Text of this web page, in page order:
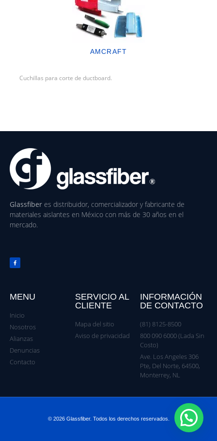
AMCRAFT
Cuchillas para corte de ductboard.
Glassfiber es distribuidor, comercializador y fabricante de
materiales aislantes en México con más de 30 años en el
mercado.
MENU
Inicio
Nosotros
Alianzas
Denuncias
Contacto
SERVICIO AL
CLIENTE
Mapa del sitio
Aviso de privacidad
INFORMACIÓN
DE CONTACTO
(81) 8125-8500
800 090 6000 (Lada Sin
Costo)
Ave. Los Angeles 306
Pte, Del Norte, 64500,
Monterrey, NL
© 2026 Glassfiber. Todos los derechos reservados.